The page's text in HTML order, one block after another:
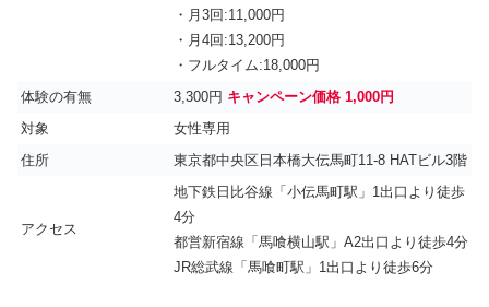
・月3回:11,000円
・月4回:13,200円
・フルタイム:18,000円
体験の有無
3,300円 キャンペーン価格 1,000円
対象
女性専用
住所
東京都中央区日本橋大伝馬町11-8 HATビル3階
アクセス
地下鉄日比谷線「小伝馬町駅」1出口より徒歩
4分
都営新宿線「馬喰横山駅」A2出口より徒歩4分
JR総武線「馬喰町駅」1出口より徒歩6分